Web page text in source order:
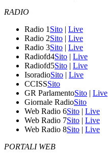
RADIO
Radio 1 Sito | Live
Radio 2Sito | Live
Radio 3Sito | Live
Radiofd4Sito | Live
Radiofd5Sito | Live
IsoradioSito | Live
CCISSSito
GR ParlamentoSito | Live
Giornale RadioSito
Web Radio 6Sito | Live
Web Radio 7Sito | Live
Web Radio 8Sito | Live
PORTALI WEB